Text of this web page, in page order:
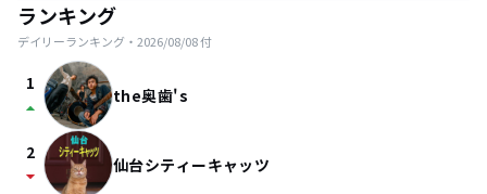
ランキング
デイリーランキング・ 2026/08/08付
1
arrow_drop_up the奥歯's
2
arrow_drop_down 仙台シティーキャッツ